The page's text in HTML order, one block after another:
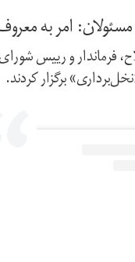
امر به
فرماندار و رییس
برگزار کردند.